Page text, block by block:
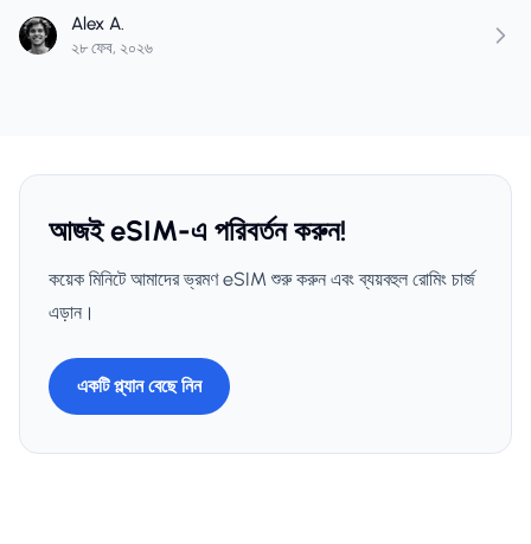
Alex A.
২৮ ফেব, ২০২৬
আজই eSIM-এ পরিবর্তন করুন!
কয়েক মিনিটে আমাদের ভ্রমণ eSIM শুরু করুন এবং ব্যয়বহুল রোমিং চার্জ
এড়ান।
একটি প্ল্যান বেছে নিন